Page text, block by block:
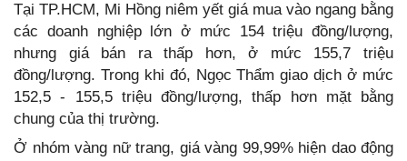
Tại TP.HCM, Mi Hồng niêm yết giá mua vào ngang bằng
các doanh nghiệp lớn ở mức 154 triệu đồng/lượng,
nhưng giá bán ra thấp hơn, ở mức 155,7 triệu
đồng/lượng. Trong khi đó, Ngọc Thẩm giao dịch ở mức
152,5 - 155,5 triệu đồng/lượng, thấp hơn mặt bằng
chung của thị trường.
Ở nhóm vàng nữ trang, giá vàng 99,99% hiện dao động